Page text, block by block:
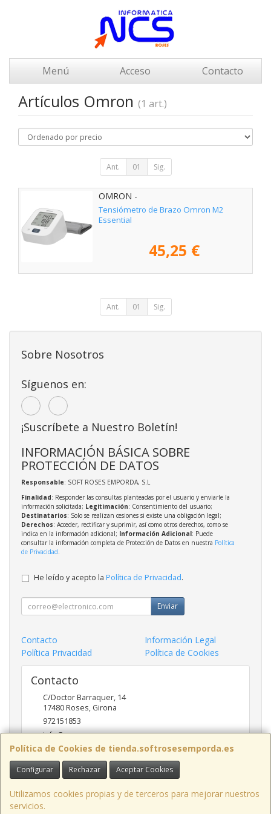
Menú Acceso Contacto
Artículos Omron (1 art.)
Ant. 01 Sig.
OMRON -
Tensiómetro de Brazo Omron M2
Essential
45,25 €
Ant. 01 Sig.
Política de Cookies de tienda.softrosesemporda.es
Configurar Rechazar Aceptar Cookies
Utilizamos cookies propias y de terceros para mejorar nuestros
servicios.
Sobre Nosotros
Síguenos en:
¡Suscríbete a Nuestro Boletín!
INFORMACIÓN BÁSICA SOBRE
PROTECCIÓN DE DATOS
Responsable: SOFT ROSES EMPORDA, S.L
Finalidad: Responder las consultas planteadas por el usuario y enviarle la
información solicitada; Legitimación: Consentimiento del usuario;
Destinatarios: Solo se realizan cesiones si existe una obligación legal;
Derechos: Acceder, rectificar y suprimir, así como otros derechos, como se
indica en la información adicional; Información Adicional: Puede
consultar la información completa de Protección de Datos en nuestra Política
de Privacidad.
He leído y acepto la Política de Privacidad.
Enviar
Contacto
Información Legal
Política Privacidad
Política de Cookies
Contacto
C/Doctor Barraquer, 14
17480Roses, Girona
972151853
info@ncsroses.com
Horario
Lunes a Viernes 9:30-13:30 y 16:00-19:00